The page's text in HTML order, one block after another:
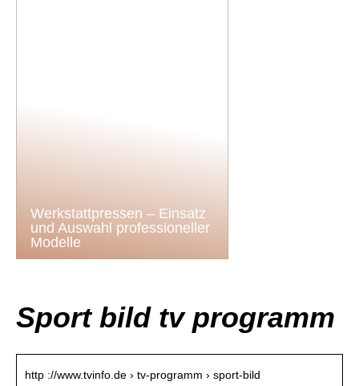
Werkstattpressen – Einsatz
und Auswahl professioneller
Modelle
Sport bild tv programm
http ://www.tvinfo.de › tv-programm › sport-bild